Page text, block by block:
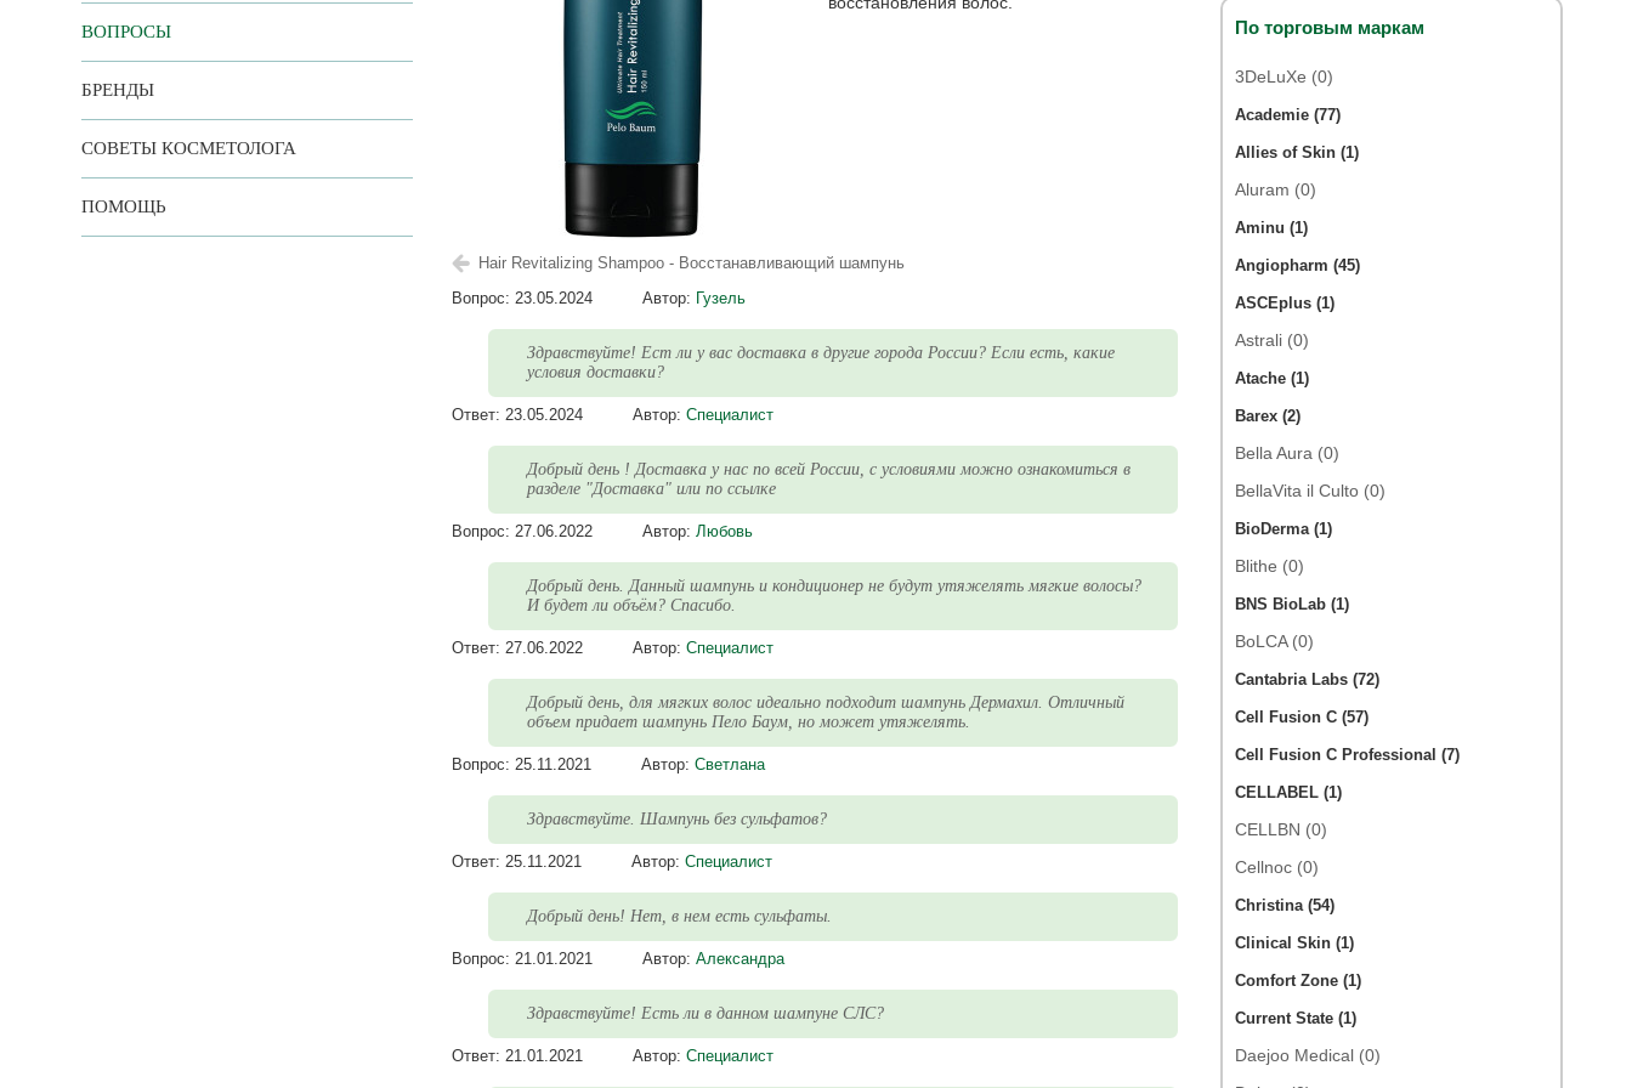
Hair Revitalizing Shampoo - Восстанавливающий шампунь
Вопрос: 23.05.2024 Автор: Гузель
Здравствуйте! Ест ли у вас доставка в другие города России? Если есть, какие
условия доставки?
Ответ: 23.05.2024 Автор: Специалист
Добрый день ! Доставка у нас по всей России, с условиями можно ознакомиться в
разделе "Доставка" или по ссылке
Вопрос: 27.06.2022 Автор: Любовь
Добрый день. Данный шампунь и кондиционер не будут утяжелять мягкие волосы?
И будет ли объём? Спасибо.
Ответ: 27.06.2022 Автор: Специалист
Добрый день, для мягких волос идеально подходит шампунь Дермахил. Отличный
объем придает шампунь Пело Баум, но может утяжелять.
Вопрос: 25.11.2021 Автор: Светлана
Здравствуйте. Шампунь без сульфатов?
Ответ: 25.11.2021 Автор: Специалист
Добрый день! Нет, в нем есть сульфаты.
Вопрос: 21.01.2021 Автор: Александра
Здравствуйте! Есть ли в данном шампуне СЛС?
Ответ: 21.01.2021 Автор: Специалист
ВОПРОСЫ
БРЕНДЫ
СОВЕТЫ КОСМЕТОЛОГА
ПОМОЩЬ
По торговым маркам
3DeLuXe (0)
Academie (77)
Allies of Skin (1)
Aluram (0)
Aminu (1)
Angiopharm (45)
ASCEplus (1)
Astrali (0)
Atache (1)
Barex (2)
Bella Aura (0)
BellaVita il Culto (0)
BioDerma (1)
Blithe (0)
BNS BioLab (1)
BoLCA (0)
Cantabria Labs (72)
Cell Fusion C (57)
Cell Fusion C Professional (7)
CELLABEL (1)
CELLBN (0)
Cellnoc (0)
Christina (54)
Clinical Skin (1)
Comfort Zone (1)
Current State (1)
Daejoo Medical (0)